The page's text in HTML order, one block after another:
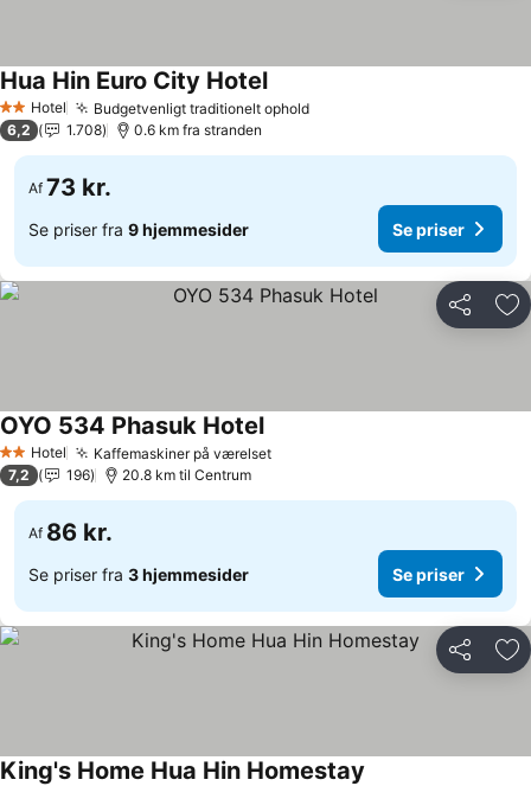
2 Stjerner
Hotel Budgetvenligt traditionelt opholdSe priser
Hua Hin Euro City HotelSe priser
6,2 1.708 0.6 km fra stranden
Af 73 kr.
Se priser fra 9 hjemmesider Se priser
Del
2 Stjerner
Hotel Kaffemaskiner på værelsetSe priser
OYO 534 Phasuk HotelSe priser
7,2 196 20.8 km til Centrum
Af 86 kr.
Se priser fra 3 hjemmesider Se priser
Del
King's Home Hua Hin Homestay